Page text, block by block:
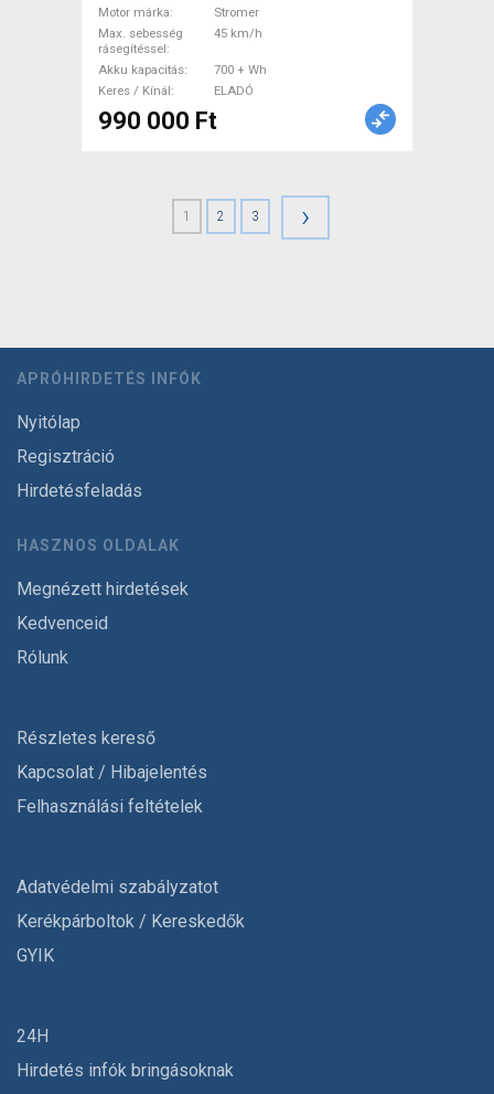
Motor márka
Stromer
Max. sebesség
rásegítéssel
45 km/h
Akku kapacitás
700 + Wh
Keres / Kínál
ELADÓ
990 000 Ft
1 2 3 ›
APRÓHIRDETÉS INFÓK
Nyitólap
Regisztráció
Hirdetésfeladás
HASZNOS OLDALAK
Megnézett hirdetések
Kedvenceid
Rólunk
Részletes kereső
Kapcsolat / Hibajelentés
Felhasználási feltételek
Adatvédelmi szabályzatot
Kerékpárboltok / Kereskedők
GYIK
24H
Hirdetés infók bringásoknak